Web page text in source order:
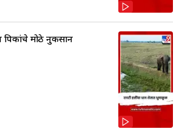
पिकांचे मोठे नुकसान